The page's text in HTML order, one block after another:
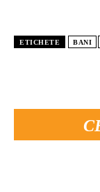
ETICHETE BANI